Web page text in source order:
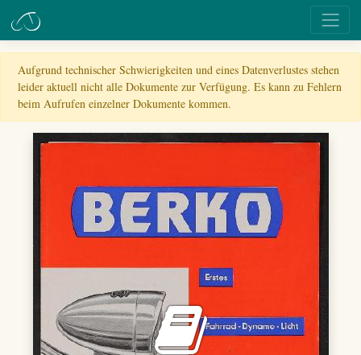
Aufgrund technischer Schwierigkeiten und eines Datenverlustes stehen
leider aktuell nicht alle Dokumente zur Verfügung. Es kann zu Fehlern
beim Aufrufen einzelner Dokumente kommen.